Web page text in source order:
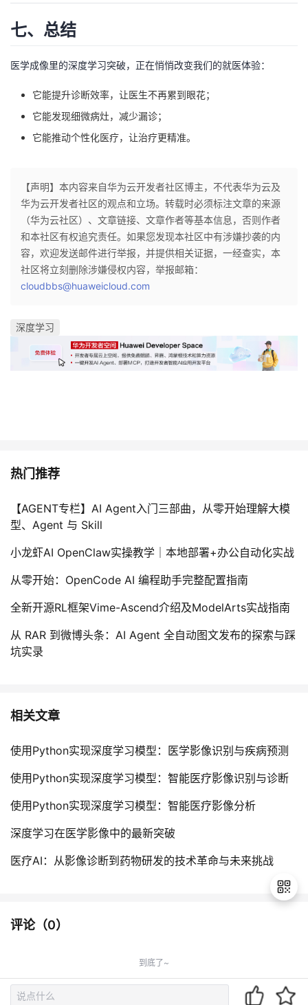
七、总结
医学成像里的深度学习突破，正在悄悄改变我们的就医体验：
它能提升诊断效率，让医生不再累到眼花；
它能发现细微病灶，减少漏诊；
它能推动个性化医疗，让治疗更精准。
【声明】本内容来自华为云开发者社区博主，不代表华为云及
华为云开发者社区的观点和立场。转载时必须标注文章的来源
（华为云社区）、文章链接、文章作者等基本信息，否则作者
和本社区有权追究责任。如果您发现本社区中有涉嫌抄袭的内
容，欢迎发送邮件进行举报，并提供相关证据，一经查实，本
社区将立刻删除涉嫌侵权内容，举报邮箱：
cloudbbs@huaweicloud.com
深度学习
热门推荐
【AGENT专栏】AI Agent入门三部曲，从零开始理解大模
型、Agent 与 Skill
小龙虾AI OpenClaw实操教学｜本地部署+办公自动化实战
从零开始：OpenCode AI 编程助手完整配置指南
全新开源RL框架Vime-Ascend介绍及ModelArts实战指南
从 RAR 到微博头条：AI Agent 全自动图文发布的探索与踩
坑实录
相关文章
使用Python实现深度学习模型：医学影像识别与疾病预测
使用Python实现深度学习模型：智能医疗影像识别与诊断
使用Python实现深度学习模型：智能医疗影像分析
深度学习在医学影像中的最新突破
医疗AI：从影像诊断到药物研发的技术革命与未来挑战
评论（0）
到底了~